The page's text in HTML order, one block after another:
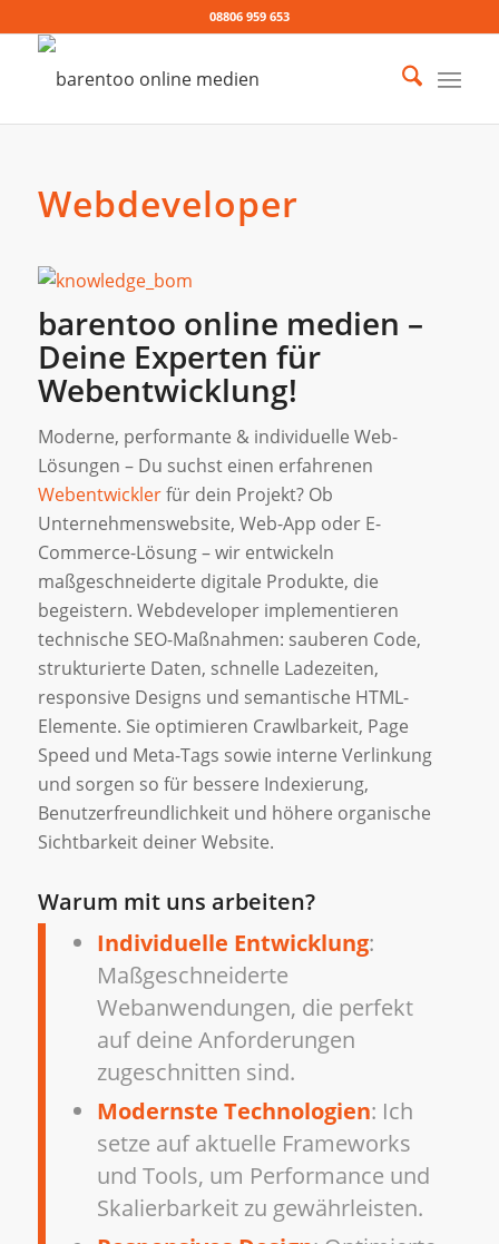
08806 959 653
Webdeveloper
barentoo online medien –
Deine Experten für
Webentwicklung!
Moderne, performante & individuelle Web-
Lösungen – Du suchst einen erfahrenen
Webentwicklerfür dein Projekt? Ob
Unternehmenswebsite, Web-App oder E-
Commerce-Lösung – wir entwickeln
maßgeschneiderte digitale Produkte, die
begeistern. Webdeveloper implementieren
technische SEO-Maßnahmen: sauberen Code,
strukturierte Daten, schnelle Ladezeiten,
responsive Designs und semantische HTML-
Elemente. Sie optimieren Crawlbarkeit, Page
Speed und Meta-Tags sowie interne Verlinkung
und sorgen so für bessere Indexierung,
Benutzerfreundlichkeit und höhere organische
Sichtbarkeit deiner Website.
Warum mit uns arbeiten?
Individuelle Entwicklung:
Maßgeschneiderte
Webanwendungen, die perfekt
auf deine Anforderungen
zugeschnitten sind.
Modernste Technologien: Ich
setze auf aktuelle Frameworks
und Tools, um Performance und
Skalierbarkeit zu gewährleisten.